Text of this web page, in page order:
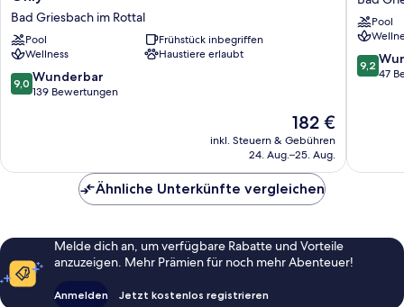
Suite
&
Spa
Hotel
-
Adults
Rottal
Bad Griesbach im Rottal
Pool
Frühstück inbegriffen
Wellness
Haustiere erlaubt
9.0
von
9,0 Wunderbar
139 Bewertungen
Der
Preis
beträgt
182 €
inkl. Steuern & Gebühren
24. Aug.–25. Aug.
Bad
im
Rottal
Pool
9.2
von
9,2
47
Ähnliche Unterkünfte vergleichen
Melde dich an, um verfügbare Rabatte und Vorteile
anzuzeigen. Mehr Prämien für noch mehr Abenteuer!
Anmelden Jetzt kostenlos registrieren